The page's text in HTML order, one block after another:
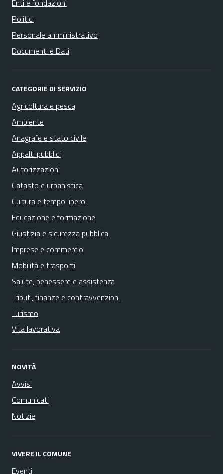
Enti e fondazioni
Politici
Personale amministrativo
Documenti e Dati
CATEGORIE DI SERVIZIO
Agricoltura e pesca
Ambiente
Anagrafe e stato civile
Appalti pubblici
Autorizzazioni
Catasto e urbanistica
Cultura e tempo libero
Educazione e formazione
Giustizia e sicurezza pubblica
Imprese e commercio
Mobilità e trasporti
Salute, benessere e assistenza
Tributi, finanze e contravvenzioni
Turismo
Vita lavorativa
NOVITÀ
Avvisi
Comunicati
Notizie
VIVERE IL COMUNE
Eventi